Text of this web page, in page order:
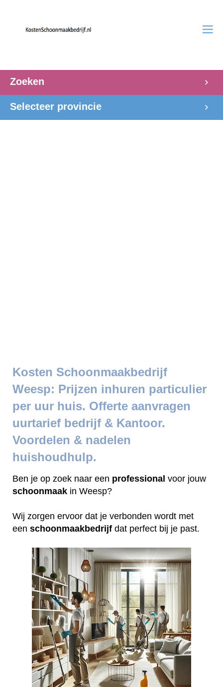
Zoeken
Selecteer provincie
Kosten Schoonmaakbedrijf
Weesp: Prijzen inhuren particulier
per uur huis. Offerte aanvragen
uurtarief bedrijf & Kantoor.
Voordelen & nadelen
huishoudhulp.
Ben je op zoek naar een professional voor jouw
schoonmaak in Weesp?
Wij zorgen ervoor dat je verbonden wordt met
een schoonmaakbedrijf dat perfect bij je past.